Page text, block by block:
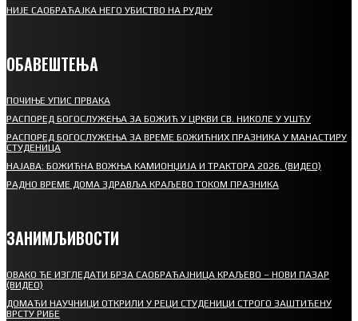
НИЈЕ САОБРАЋАЈКА НЕГО УБИСТВО НА РУДНУ
ОБАВЕШТЕЊА
ПОЧИЊЕ УПИС ПРВАКА
РАСПОРЕД БОГОСЛУЖЕЊА ЗА БОЖИЋ У ЦРКВИ СВ. НИКОЛЕ У УШЋУ
РАСПОРЕД БОГОСЛУЖЕЊА ЗА ВРЕМЕ БОЖИЋНИХ ПРАЗНИКА У МАНАСТИРУ
СТУДЕНИЦА
НАЈАВА: БОЖИЋНА ВОЖЊА КАМИОНЏИЈА И ТРАКТОРА 2026. (ВИДЕО)
РАДНО ВРЕМЕ ДОМА ЗДРАВЉА КРАЉЕВО ТОКОМ ПРАЗНИКА
ЗАНИМЉИВОСТИ
ОВАКО ЋЕ ИЗГЛЕДАТИ БРЗА САОБРАЋАЈНИЦА КРАЉЕВО – НОВИ ПАЗАР
(ВИДЕО)
ДОМАЋИ НАУЧНИЦИ ОТКРИЛИ У РЕЦИ СТУДЕНИЦИ СТРОГО ЗАШТИЋЕНУ
ВРСТУ РИБЕ